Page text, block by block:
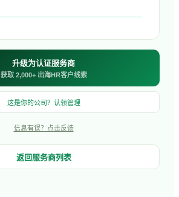
升级为认证服务商
获取 2,000+ 出海HR客户线索
这是你的公司？认领管理
信息有误？点击反馈
返回服务商列表